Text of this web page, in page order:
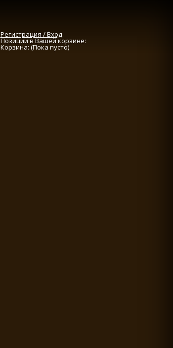
Регистрация / Вход
Позиции в Вашей корзине:
Корзина: (Пока пусто)